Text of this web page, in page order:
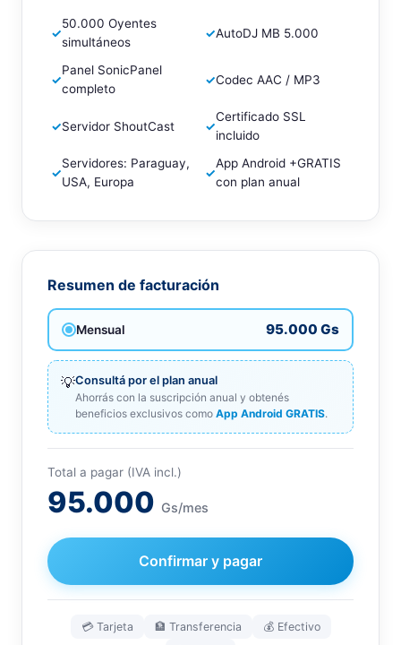
✓
50.000 Oyentes
simultáneos
✓AutoDJ MB 5.000
✓
Panel SonicPanel
completo
✓Codec AAC / MP3
✓Servidor ShoutCast ✓
Certificado SSL
incluido
✓
Servidores: Paraguay,
USA, Europa
✓
App Android +GRATIS
con plan anual
Resumen de facturación
Mensual 95.000 Gs
💡Consultá por el plan anual
Ahorrás con la suscripción anual y obtenés
beneficios exclusivos como App Android GRATIS.
Total a pagar (IVA incl.)
95.000 Gs/mes
Confirmar y pagar
💳 Tarjeta 🏦 Transferencia
💰 Efectivo